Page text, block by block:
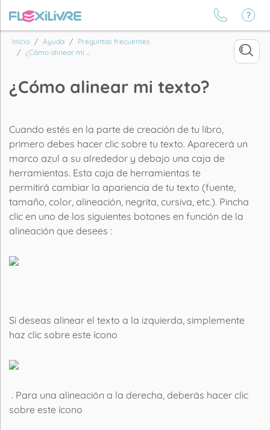
Inicio Ayuda
Preguntas frecuentes
¿Cómo alinear mi ...
¿Cómo alinear mi texto?
Cuando estés en la parte de creación de tu libro,
primero debes hacer clic sobre tu texto. Aparecerá un
marco azul a su alrededor y debajo una caja de
herramientas. Esta caja de herramientas te
permitirá cambiar la apariencia de tu texto (fuente,
tamaño, color, alineación, negrita, cursiva, etc.). Pincha
clic en uno de los siguientes botones en función de la
alineación que desees :
Si deseas alinear el texto a la izquierda, simplemente
haz clic sobre este ícono
. Para una alineación a la derecha, deberás hacer clic
sobre este ícono